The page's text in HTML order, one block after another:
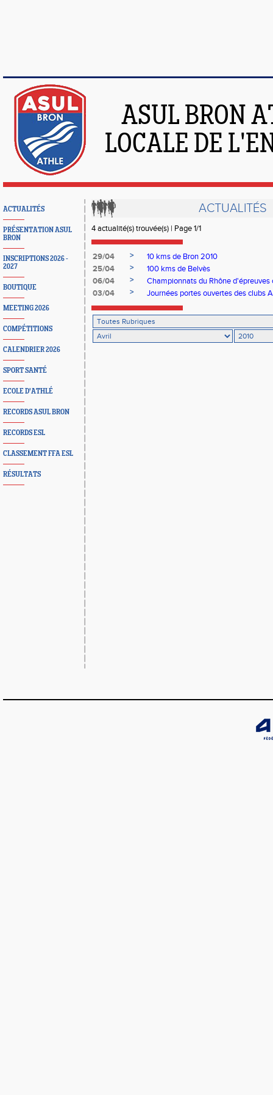
ASUL BRON
LOCALE DE
ACTUALITÉS
PRÉSENTATION ASUL
BRON
INSCRIPTIONS 2026 -
2027
BOUTIQUE
MEETING 2026
COMPÉTITIONS
CALENDRIER 2026
SPORT SANTÉ
ECOLE D'ATHLÉ
RECORDS ASUL BRON
RECORDS ESL
CLASSEMENT FFA ESL
RÉSULTATS
ACTUALITÉS
4 actualité(s) trouvée(s) | Page 1/1
29/04 >
10 kms de Bron 2010
25/04
>
100 kms de Belvès
06/04
>
Championnats du Rhône d'épreuves
03/04
> Journées portes ouvertes des clubs